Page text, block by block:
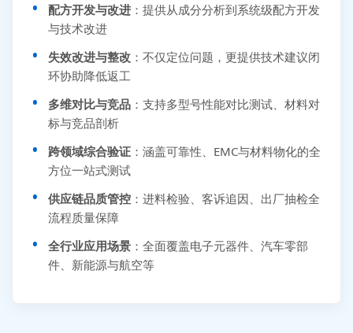
配方开发与改进 ：提供从成分分析到系统级配方开发
与技术改进
失效改进与整改 ：不仅定位问题，更提供技术建议闭
环协助降低返工
多维对比与竞品 ：支持多型号性能对比测试、材料对
标与竞品剖析
跨领域综合验证 ：涵盖可靠性、EMC与材料物化的全
方位一站式测试
供应链品质管控 ：进料检验、客诉追因、出厂抽检全
流程质量保障
全行业应用场景 ：全面覆盖电子元器件、汽车零部
件、新能源与航空等